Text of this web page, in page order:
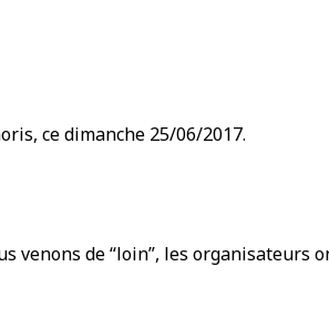
ce dimanche 25/06/2017.
venons de “loin”, les